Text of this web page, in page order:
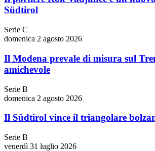
Südtirol
Serie C
domenica 2 agosto 2026
Il Modena prevale di misura sul
amichevole
Serie B
domenica 2 agosto 2026
Il Südtirol vince il triangolare
Serie B
venerdì 31 luglio 2026